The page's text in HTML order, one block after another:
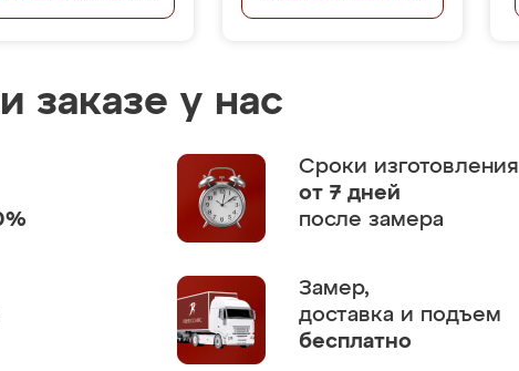
заказе у нас
Сроки изготовления
от 7 дней
после замера
Замер,
доставка и подъем
бесплатно